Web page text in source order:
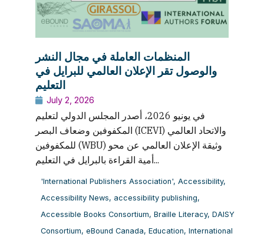
المنظمات العاملة في مجال النشر
والوصول تقر الإعلان العالمي للبرايل في
التعليم
July 2, 2026
في يونيو 2026، أصدر المجلس الدولي لتعليم
المكفوفين وضعاف البصر (ICEVI) والاتحاد العالمي
للمكفوفين (WBU) وثيقة الإعلان العالمي عن محو
أمية القراءة بالبرايل في التعليم...
'International Publishers Association', Accessibility,
Accessibility News, accessibility publishing,
Accessible Books Consortium, Braille Literacy, DAISY
Consortium, eBound Canada, Education, International